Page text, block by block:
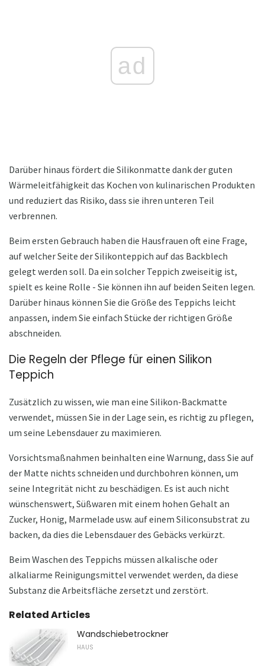
ad
Darüber hinaus fördert die Silikonmatte dank der guten
Wärmeleitfähigkeit das Kochen von kulinarischen Produkten
und reduziert das Risiko, dass sie ihren unteren Teil
verbrennen.
Beim ersten Gebrauch haben die Hausfrauen oft eine Frage,
auf welcher Seite der Silikonteppich auf das Backblech
gelegt werden soll. Da ein solcher Teppich zweiseitig ist,
spielt es keine Rolle - Sie können ihn auf beiden Seiten legen.
Darüber hinaus können Sie die Größe des Teppichs leicht
anpassen, indem Sie einfach Stücke der richtigen Größe
abschneiden.
Die Regeln der Pflege für einen Silikon
Teppich
Zusätzlich zu wissen, wie man eine Silikon-Backmatte
verwendet, müssen Sie in der Lage sein, es richtig zu pflegen,
um seine Lebensdauer zu maximieren.
Vorsichtsmaßnahmen beinhalten eine Warnung, dass Sie auf
der Matte nichts schneiden und durchbohren können, um
seine Integrität nicht zu beschädigen. Es ist auch nicht
wünschenswert, Süßwaren mit einem hohen Gehalt an
Zucker, Honig, Marmelade usw. auf einem Siliconsubstrat zu
backen, da dies die Lebensdauer des Gebäcks verkürzt.
Beim Waschen des Teppichs müssen alkalische oder
alkaliarme Reinigungsmittel verwendet werden, da diese
Substanz die Arbeitsfläche zersetzt und zerstört.
Related Articles
Wandschiebetrockner
HAUS